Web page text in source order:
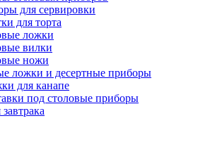
для сервировки
для торта
ложки
вилки
ножи
ложки и десертные приборы
для канапе
под столовые приборы